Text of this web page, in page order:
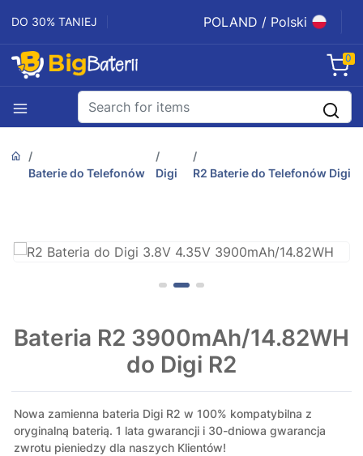
DO 30% TANIEJ POLAND / Polski
0
Baterie do Telefonów Digi R2 Baterie do Telefonów Digi
Bateria R2 3900mAh/14.82WH
do Digi R2
Nowa zamienna bateria Digi R2 w 100% kompatybilna z
oryginalną baterią. 1 lata gwarancji i 30-dniowa gwarancja
zwrotu pieniedzy dla naszych Klientów!